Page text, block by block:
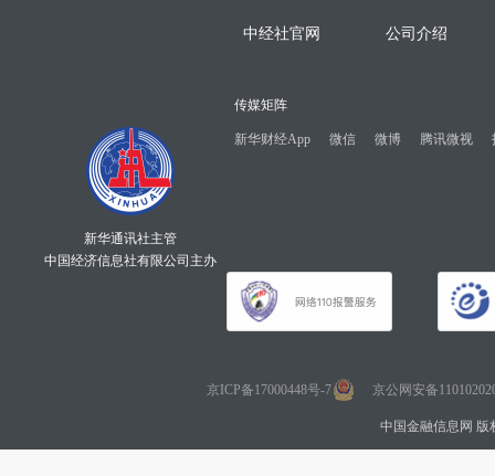
中经社官网 公司介绍
新华通讯社主管
中国经济信息社有限公司主办
传媒矩阵
新华财经App 微信 微博 腾讯微视
京ICP备17000448号-7 京公网安备
中国金融信息网 版